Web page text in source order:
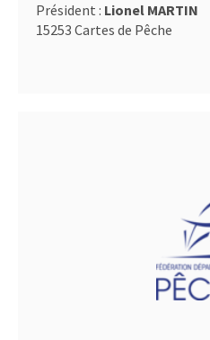
Président : Lionel MARTIN
15253 Cartes de Pêche